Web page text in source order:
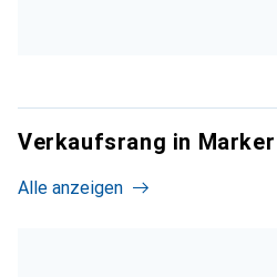
Verkaufsrang in Marker
Alle anzeigen